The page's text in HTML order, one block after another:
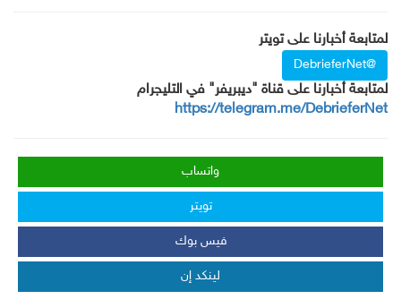
لمتابعة أخبارنا على تويتر
@DebrieferNet
لمتابعة أخبارنا على قناة "ديبريفر" في التليجرام
https://telegram.me/DebrieferNet
واتساب
تويتر
فيس بوك
لينكد إن